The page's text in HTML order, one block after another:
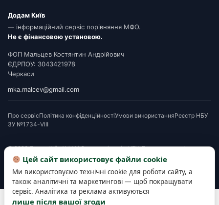
Додам Київ
— інформаційний сервіс порівняння МФО.
Не є фінансовою установою.
ФОП Мальцев Костянтин Андрійович
ЄДРПОУ: 3043421978
Черкаси
mka.malcev@gmail.com
Про сервісПолітика конфіденційностіУмови використанняРеєстр НБУ
ЗУ №1734-VIII
© 2026 Додам Київ. Усі МФО мають ліцензію НБУ. Посилання на офери є
партнерськими. Перед підписанням ознайомтеся з Паспортом споживчого
кредиту. Деякі матеріали готуються з використанням AI-інструментів і
верифікуються редакцією.
Розробка та підтримка сайту —
Цей сайт використовує файли cookie
Ми використовуємо технічні cookie для роботи сайту, а
також аналітичні та маркетингові — щоб покращувати
сервіс. Аналітика та реклама активуються
лише після вашої згоди